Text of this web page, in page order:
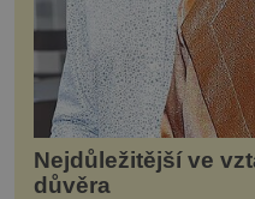
Nejdůležitější ve
důvěra